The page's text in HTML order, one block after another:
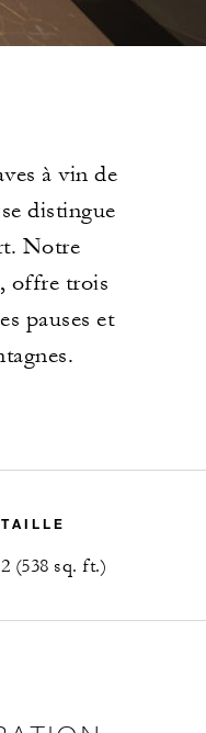
à vin de
distingue
Notre
offre trois
pauses et
TAILLE
(538 sq. ft.)